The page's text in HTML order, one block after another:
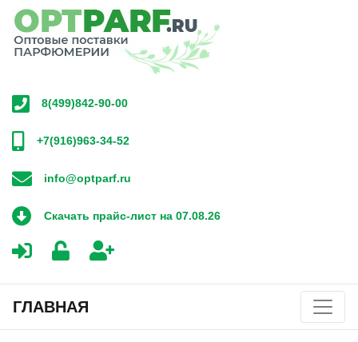
8(499)842-90-00
+7(916)963-34-52
info@optparf.ru
Скачать прайс-лист на 07.08.26
ГЛАВНАЯ